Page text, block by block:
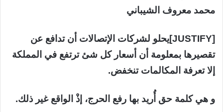
محمد معروف الشيباني
[JUSTIFY]يحلو لشركات الإتصالات أن تدافع عن
تقصيرها بمعلومة أن أسعار كل شئ ترتفع في المملكة
إلا تعرفة المكالمات تنخفض.
و هي كلمة حق أُريد بها رفع الحرج، إذْ الواقع غير ذلك.